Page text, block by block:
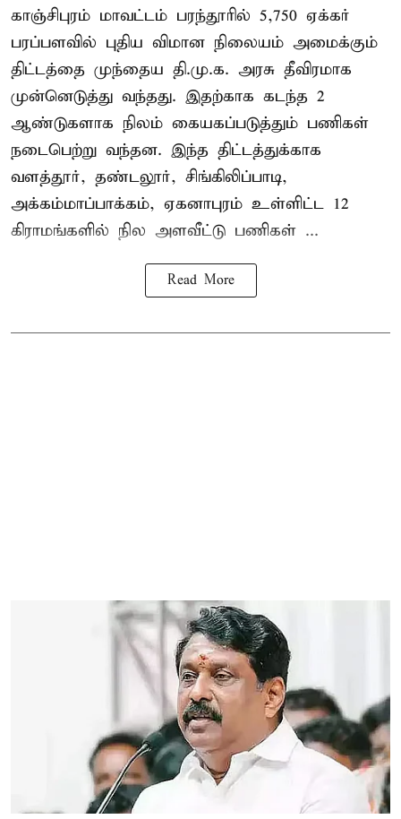
காஞ்சிபுரம் மாவட்டம் பரந்தூரில் 5,750 ஏக்கர்
பரப்பளவில் புதிய விமான நிலையம் அமைக்கும்
திட்டத்தை முந்தைய தி.மு.க. அரசு தீவிரமாக
முன்னெடுத்து வந்தது. இதற்காக கடந்த 2
ஆண்டுகளாக நிலம் கையகப்படுத்தும் பணிகள்
நடைபெற்று வந்தன. இந்த திட்டத்துக்காக
வளத்தூர், தண்டலூர், சிங்கிலிப்பாடி,
அக்கம்மாப்பாக்கம், ஏகனாபுரம் உள்ளிட்ட 12
கிராமங்களில் நில அளவீட்டு பணிகள் ...
Read More